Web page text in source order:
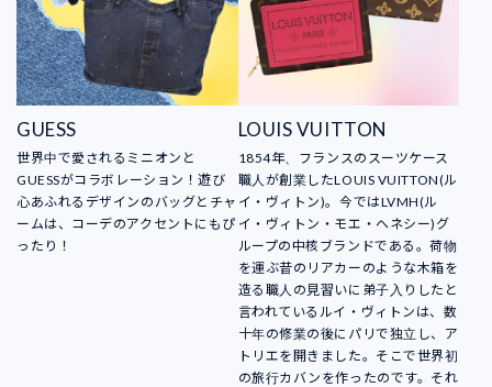
GUESS
世界中で愛されるミニオンと
GUESSがコラボレーション！遊び
心あふれるデザインのバッグとチャ
ームは、コーデのアクセントにもぴ
ったり！
LOUIS VUITTON
1854年、フランスのスーツケース
職人が創業したLOUIS VUITTON(ル
イ・ヴィトン)。今ではLVMH(ル
イ・ヴィトン・モエ・ヘネシー)グ
ループの中核ブランドである。荷物
を運ぶ昔のリアカーのような木箱を
造る職人の見習いに弟子入りしたと
言われているルイ・ヴィトンは、数
十年の修業の後にパリで独立し、ア
トリエを開きました。そこで世界初
の旅行カバンを作ったのです。それ